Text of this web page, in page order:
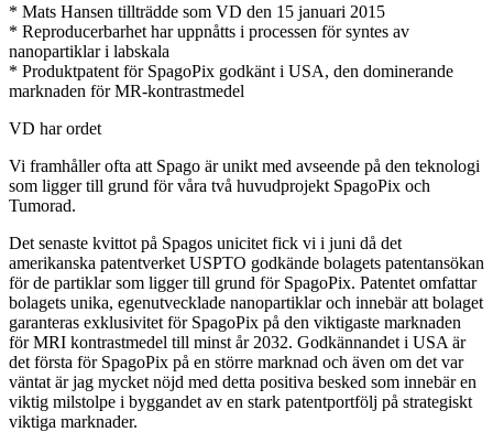
* Mats Hansen tillträdde som VD den 15 januari 2015
* Reproducerbarhet har uppnåtts i processen för syntes av
nanopartiklar i labskala
* Produktpatent för SpagoPix godkänt i USA, den dominerande
marknaden för MR-kontrastmedel
VD har ordet
Vi framhåller ofta att Spago är unikt med avseende på den teknologi
som ligger till grund för våra två huvudprojekt SpagoPix och
Tumorad.
Det senaste kvittot på Spagos unicitet fick vi i juni då det
amerikanska patentverket USPTO godkände bolagets patentansökan
för de partiklar som ligger till grund för SpagoPix. Patentet omfattar
bolagets unika, egenutvecklade nanopartiklar och innebär att bolaget
garanteras exklusivitet för SpagoPix på den viktigaste marknaden
för MRI kontrastmedel till minst år 2032. Godkännandet i USA är
det första för SpagoPix på en större marknad och även om det var
väntat är jag mycket nöjd med detta positiva besked som innebär en
viktig milstolpe i byggandet av en stark patentportfölj på strategiskt
viktiga marknader.